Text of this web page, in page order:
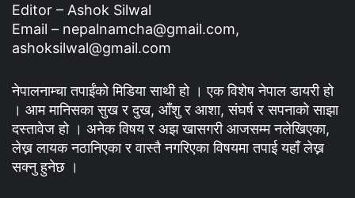
Editor – Ashok Silwal
Email – nepalnamcha@gmail.com,
ashoksilwal@gmail.com
नेपालनाम्चा तपाईंको मिडिया साथी हो । एक विशेष नेपाल डायरी हो
। आम मानिसका सुख र दुख, आँशु र आशा, संघर्ष र सपनाको साझा
दस्तावेज हो । अनेक विषय र अझ खासगरी आजसम्म नलेखिएका,
लेख्न लायक नठानिएका र वास्तै नगरिएका विषयमा तपाई यहाँ लेख्न
सक्नु हुनेछ ।